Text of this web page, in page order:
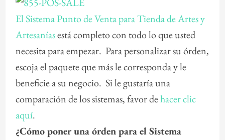
El Sistema Punto de Venta para Tienda de Artes y
Artesaníasestá completo con todo lo que usted
necesita para empezar. Para personalizar su órden,
escoja el paquete que más le corresponda y le
beneficie a su negocio. Si le gustaría una
comparación de los sistemas, favor dehacer clic
aquí.
¿Cómo poner una órden para el Sistema